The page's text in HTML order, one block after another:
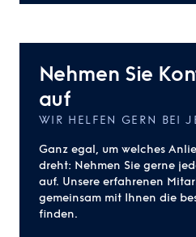
Nehmen Sie
auf
WIR HELFEN GERN BEI
Ganz egal, um welches
dreht: Nehmen Sie gerne
auf. Unsere erfahrenen
gemeinsam mit Ihnen die
finden.